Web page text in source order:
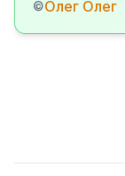
©Олег Олег